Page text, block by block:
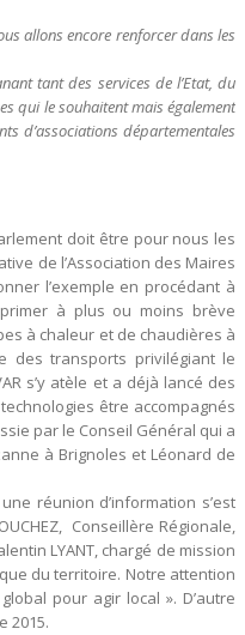
allons encore renforcer dans les
tant des services de l’Etat, du
qui le souhaitent mais également
d’associations départementales
doit être pour nous les
de l’Association des Maires
l’exemple en procédant à
à plus ou moins brève
à chaleur et de chaudières à
des transports privilégiant le
s’y atèle et a déjà lancé des
être accompagnés
par le Conseil Général qui a
à Brignoles et Léonard de
réunion d’information s’est
Conseillère Régionale,
LYANT, chargé de mission
du territoire. Notre attention
pour agir local ». D’autre
2015.